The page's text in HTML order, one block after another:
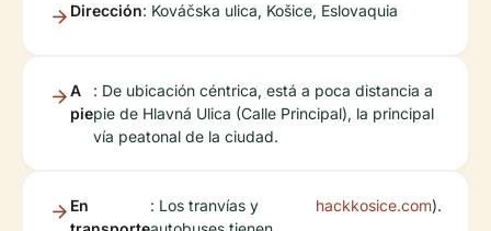
Dirección: Kováčska ulica, Košice, Eslovaquia
A
pie
: De ubicación céntrica, está a poca distancia a
pie de Hlavná Ulica (Calle Principal), la principal
vía peatonal de la ciudad.
En
: Los tranvías y
hackkosice.com).